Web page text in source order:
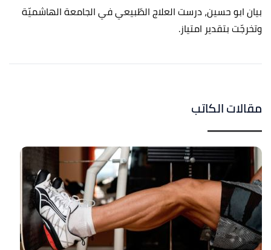
بيان ابو حسين، درست العلاج الطّبيعي في الجامعة الهاشميّة
وتخرجّت بتقدير امتياز.
مقالات الكاتب